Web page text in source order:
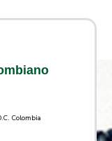
Colombia